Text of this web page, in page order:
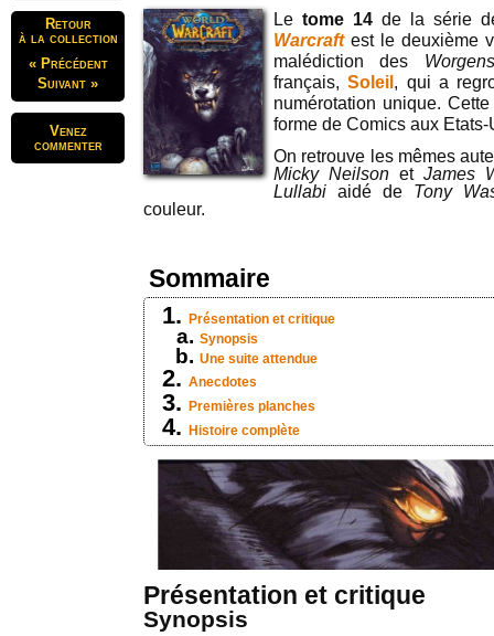
Retour
à la collection
« Précédent
Suivant »
Venez
commenter
Le tome 14 de la série
Warcraftest le deuxième
malédiction des Worgens
français,Soleil , qui a
numérotation unique.
forme de Comics aux Etats-
On retrouve les mêmes
Micky Neilson et James
Lullabi aidé de Tony
couleur.
Sommaire
Présentation et critique
Synopsis
Une suite attendue
Anecdotes
Premières planches
Histoire complète
Présentation et critique
Synopsis